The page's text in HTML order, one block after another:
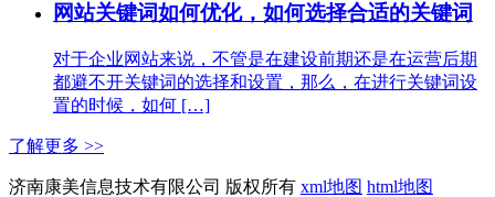
网站关键词如何优化，如何选择合适的关键词
对于企业网站来说，不管是在建设前期还是在运营后期
都避不开关键词的选择和设置，那么，在进行关键词设
置的时候，如何 […]
了解更多 >>
济南康美信息技术有限公司 版权所有 xml地图 html地图